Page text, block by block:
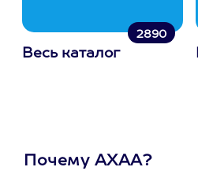
2890
Весь каталог
Почему АХАА?